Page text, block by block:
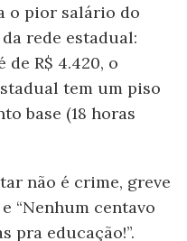
o pior salário do
rede estadual:
R$ 4.420, o
tem um piso
base (18 horas
não é crime, greve
“Nenhum centavo
pra educação!”.